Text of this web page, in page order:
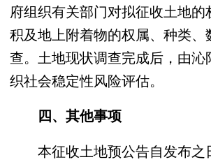
府组织有关部门对拟征收土地
积及地上附着物的权属、种类、
查。土地现状调查完成后，由沁
织社会稳定性风险评估。
四、其他事项
本征收土地预公告自发布之